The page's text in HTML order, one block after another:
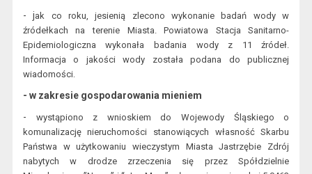
- jak co roku, jesienią zlecono wykonanie badań wody w
źródełkach na terenie Miasta. Powiatowa Stacja Sanitarno-
Epidemiologiczna wykonała badania wody z 11 źródeł.
Informacja o jakości wody została podana do publicznej
wiadomości.
- w zakresie gospodarowania mieniem
- wystąpiono z wnioskiem do Wojewody Śląskiego o
komunalizację nieruchomości
stanowiących własność Skarbu
Państwa w użytkowaniu wieczystym Miasta
Jastrzębie Zdrój
nabytych w drodze zrzeczenia się przez Spółdzielnie